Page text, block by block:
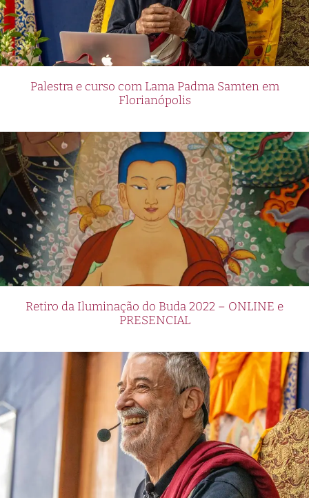
Palestra e curso com Lama Padma Samten em
Florianópolis
Retiro da Iluminação do Buda 2022 – ONLINE e
PRESENCIAL